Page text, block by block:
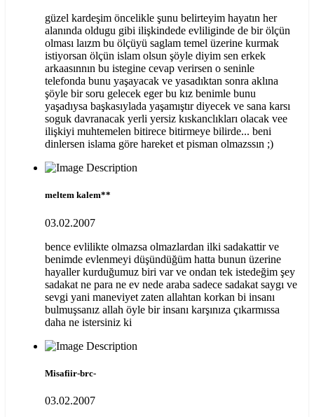
güzel kardeşim öncelikle şunu belirteyim hayatın her
alanında oldugu gibi ilişkindede evliliginde de bir ölçün
olması laızm bu ölçüyü saglam temel üzerine kurmak
istiyorsan ölçün islam olsun şöyle diyim sen erkek
arkaasınnın bu istegine cevap verirsen o seninle
telefonda bunu yaşayacak ve yasadıktan sonra aklına
şöyle bir soru gelecek eger bu kız benimle bunu
yaşadıysa başkasıylada yaşamıştır diyecek ve sana karsı
soguk davranacak yerli yersiz kıskanclıkları olacak vee
ilişkiyi muhtemelen bitirece bitirmeye bilirde... beni
dinlersen islama göre hareket et pisman olmazssın ;)
meltem kalem**
03.02.2007
bence evlilikte olmazsa olmazlardan ilki sadakattir ve
benimde evlenmeyi düşündüğüm hatta bunun üzerine
hayaller kurduğumuz biri var ve ondan tek istedeğim şey
sadakat ne para ne ev nede araba sadece sadakat saygı ve
sevgi yani maneviyet zaten allahtan korkan bi insanı
bulmuşsanız allah öyle bir insanı karşınıza çıkarmıssa
daha ne istersiniz ki
Misafiir-brc-
03.02.2007